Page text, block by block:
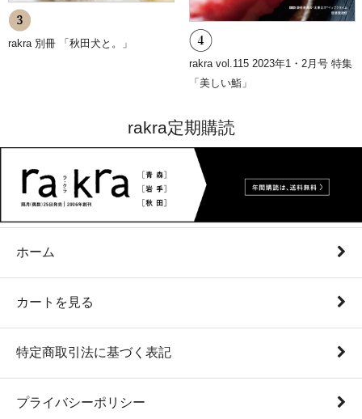
rakra 別冊 「秋田犬と。」
rakra vol.115 2023年1・2月号 特集
「美しい鮨」
rakra定期購読
ホーム
カートを見る
特定商取引法に基づく表記
プライバシーポリシー